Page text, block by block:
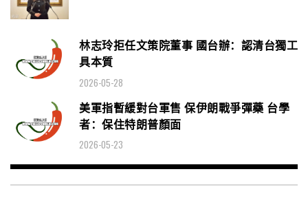
林志玲拒任文策院董事 國台辦：認清台獨工
具本質
2026-05-28
美軍指暫緩對台軍售 保伊朗戰爭彈藥 台學
者：保住特朗普顏面
2026-05-23